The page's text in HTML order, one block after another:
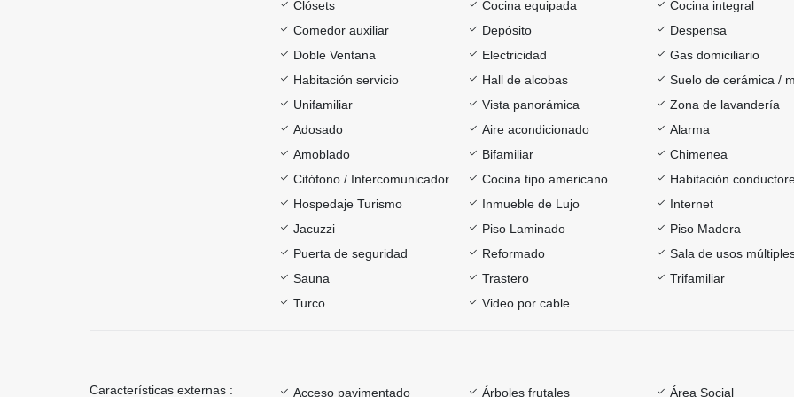
Clósets
Cocina equipada
Cocina integral
Comedor auxiliar
Depósito
Despensa
Doble Ventana
Electricidad
Gas domiciliario
Habitación servicio
Hall de alcobas
Suelo de cerámica /
Unifamiliar
Vista panorámica
Zona de lavandería
Adosado
Aire acondicionado
Alarma
Amoblado
Bifamiliar
Chimenea
Citófono / Intercomunicador
Cocina tipo americano
Habitación
Hospedaje Turismo
Inmueble de Lujo
Internet
Jacuzzi
Piso Laminado
Piso Madera
Puerta de seguridad
Reformado
Sala de usos
Sauna
Trastero
Trifamiliar
Turco
Video por cable
Características externas : Acceso pavimentado Árboles frutales Área Social